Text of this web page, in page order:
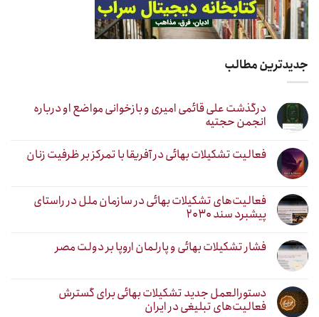
جدیدترین مطالب
درگذشت علی قائمی امیری و بازخوانی مواضع او درباره
انجمن حجتیه
فعالیت تشکیلات بهائی در آفریقا با تمرکز بر ظرفیت زنان
فعالیت‌های تشکیلات بهائی در سازمان ملل در راستای
پیشبرد سند ۲۰۳۰
فشار تشکیلات بهائی و پارلمان اروپا بر دولت مصر
دستورالعمل جدید تشکیلات بهائی برای گسترش
فعالیت‌های تبلیغی در ایران